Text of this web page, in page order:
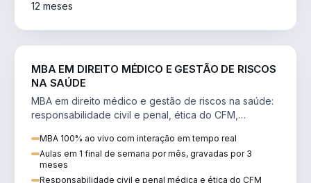
12 meses
MBA EM DIREITO MÉDICO E GESTÃO DE RISCOS
NA SAÚDE
MBA em direito médico e gestão de riscos na saúde:
responsabilidade civil e penal, ética do CFM,
MBA 100% ao vivo com interação em tempo real
Aulas em 1 final de semana por mês, gravadas por 3
meses
Responsabilidade civil e penal médica e ética do CFM